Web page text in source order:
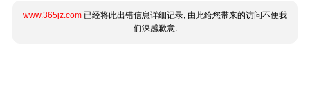
www.365jz.com 已经将此出错信息详细记录, 由此给您带来的访问不便我
们深感歉意.